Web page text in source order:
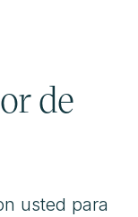
de
usted para